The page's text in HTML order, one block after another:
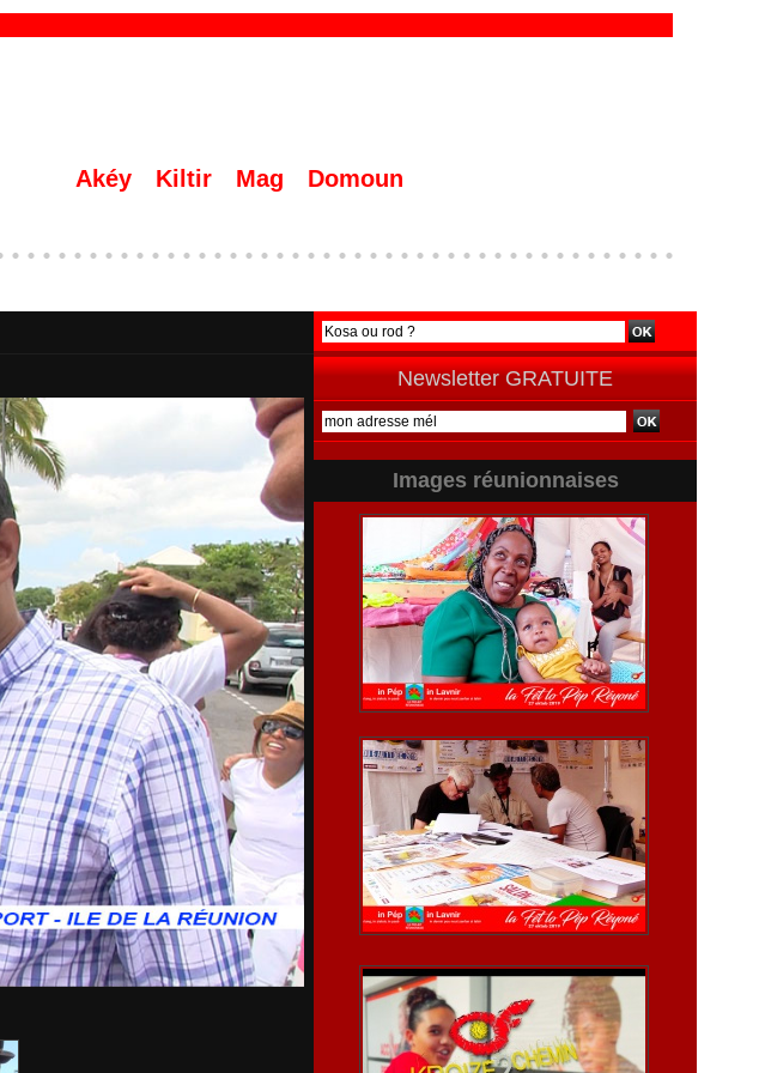
Akéy Kiltir Mag Domoun
Newsletter GRATUITE
Images réunionnaises